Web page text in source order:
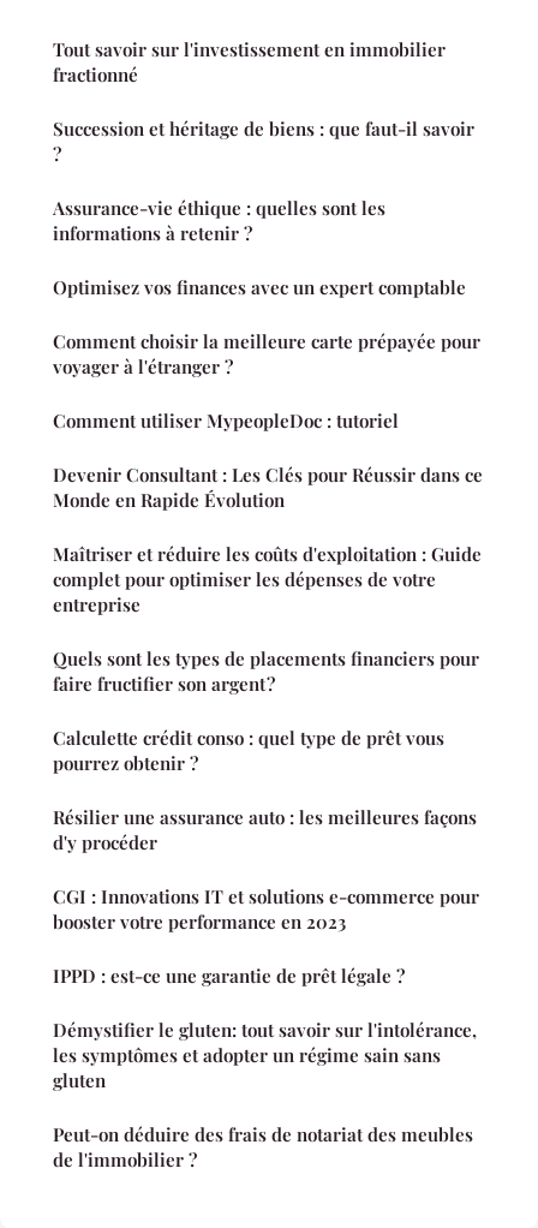
Tout savoir sur l'investissement en immobilier
fractionné
Succession et héritage de biens : que faut-il savoir
?
Assurance-vie éthique : quelles sont les
informations à retenir ?
Optimisez vos finances avec un expert comptable
Comment choisir la meilleure carte prépayée pour
voyager à l'étranger ?
Comment utiliser MypeopleDoc : tutoriel
Devenir Consultant : Les Clés pour Réussir dans ce
Monde en Rapide Évolution
Maîtriser et réduire les coûts d'exploitation : Guide
complet pour optimiser les dépenses de votre
entreprise
Quels sont les types de placements financiers pour
faire fructifier son argent ?
Calculette crédit conso : quel type de prêt vous
pourrez obtenir ?
Résilier une assurance auto : les meilleures façons
d'y procéder
CGI : Innovations IT et solutions e-commerce pour
booster votre performance en 2023
IPPD : est-ce une garantie de prêt légale ?
Démystifier le gluten: tout savoir sur l'intolérance,
les symptômes et adopter un régime sain sans
gluten
Peut-on déduire des frais de notariat des meubles
de l'immobilier ?